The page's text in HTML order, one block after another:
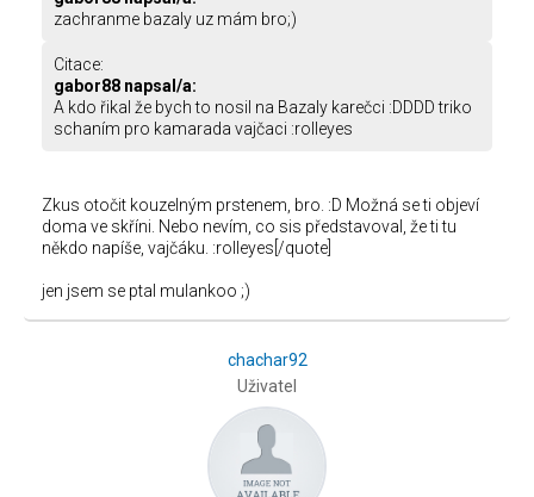
zachranme bazaly uz mám bro;)
Citace:
gabor88 napsal/a:
A kdo řikal že bych to nosil na Bazaly karečci :DDDD triko
schaním pro kamarada vajčaci :rolleyes
Zkus otočit kouzelným prstenem, bro. :D Možná se ti objeví
doma ve skříni. Nebo nevím, co sis představoval, že ti tu
někdo napíše, vajčáku. :rolleyes[/quote]
jen jsem se ptal mulankoo ;)
chachar92
Uživatel